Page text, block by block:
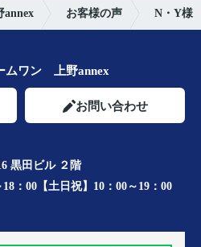
annex お客様の声 N・Y様
ムワン 上野annex
お問い合わせ
黒田ビル ２階
18：00【土日祝】10：00～19：00